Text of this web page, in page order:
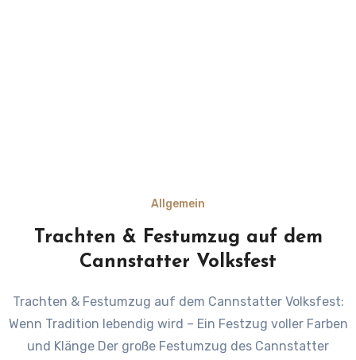
Allgemein
Trachten & Festumzug auf dem
Cannstatter Volksfest
Trachten & Festumzug auf dem Cannstatter Volksfest:
Wenn Tradition lebendig wird – Ein Festzug voller Farben
und Klänge Der große Festumzug des Cannstatter